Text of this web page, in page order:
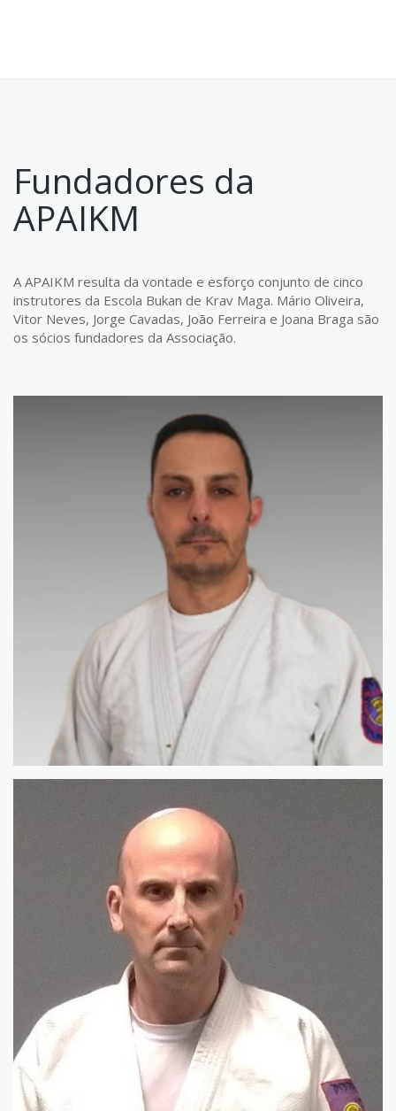
Fundadores da
APAIKM
A APAIKM resulta da vontade e esforço conjunto de cinco
instrutores da Escola Bukan de Krav Maga. Mário Oliveira,
Vitor Neves, Jorge Cavadas, João Ferreira e Joana Braga são
os sócios fundadores da Associação.